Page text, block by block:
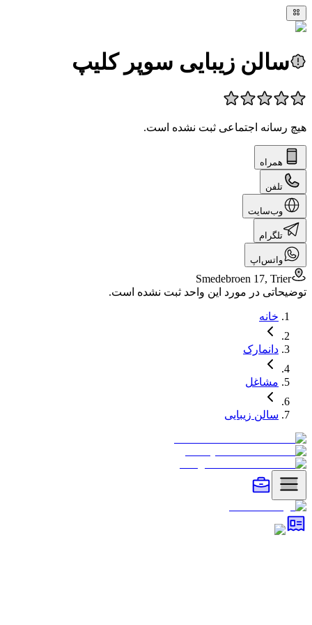
سالن زیبایی سوپر کلیپ
هیچ رسانه اجتماعی ثبت نشده است.
همراه
تلفن
وب‌سایت
تلگرام
واتس‌اپ
Smedebroen 17, Trier
توضیحاتی در مورد این واحد ثبت نشده است.
خانه
دانمارک
مشاغل
سالن زیبایی